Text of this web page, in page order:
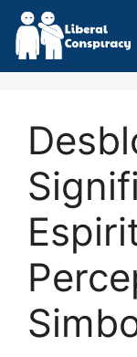
Skip
content